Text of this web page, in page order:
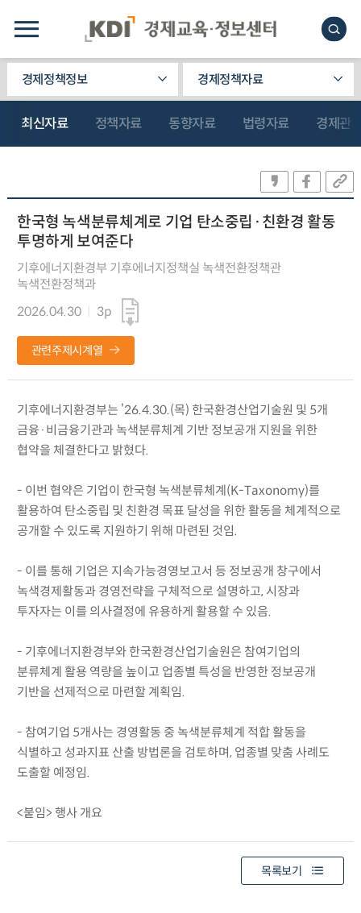
경제정책정보 경제정책자료
최신자료 정책자료 동향자료 법령자료 경제관
한국형 녹색분류체계로 기업 탄소중립·친환경 활동
투명하게 보여준다
기후에너지환경부 기후에너지정책실 녹색전환정책관
녹색전환정책과
2026.04.30
3p
관련주제시계열
기후에너지환경부는 ’26.4.30.(목) 한국환경산업기술원 및 5개
금융·비금융기관과 녹색분류체계 기반 정보공개 지원을 위한
협약을 체결한다고 밝혔다.
- 이번 협약은 기업이 한국형 녹색분류체계(K-Taxonomy)를
활용하여 탄소중립 및 친환경 목표 달성을 위한 활동을 체계적으로
공개할 수 있도록 지원하기 위해 마련된 것임.
- 이를 통해 기업은 지속가능경영보고서 등 정보공개 창구에서
녹색경제활동과 경영전략을 구체적으로 설명하고, 시장과
투자자는 이를 의사결정에 유용하게 활용할 수 있음.
- 기후에너지환경부와 한국환경산업기술원은 참여기업의
분류체계 활용 역량을 높이고 업종별 특성을 반영한 정보공개
기반을 선제적으로 마련할 계획임.
- 참여기업 5개사는 경영활동 중 녹색분류체계 적합 활동을
식별하고 성과지표 산출 방법론을 검토하며, 업종별 맞춤 사례도
도출할 예정임.
<붙임> 행사 개요
목록보기